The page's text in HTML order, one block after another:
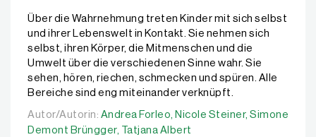
Über die Wahrnehmung treten Kinder mit sich selbst
und ihrer Lebenswelt in Kontakt. Sie nehmen sich
selbst, ihren Körper, die Mitmenschen und die
Umwelt über die verschiedenen Sinne wahr. Sie
sehen, hören, riechen, schmecken und spüren. Alle
Bereiche sind eng miteinander verknüpft.
Autor/Autorin: Andrea Forleo, Nicole Steiner, Simone
Autor/Autorin: Andrea Forleo, Nicole Steiner, Simone
Demont Brüngger,
Tatjana Albert